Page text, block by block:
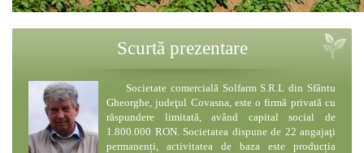
Scurtă prezentare
Societate comercială Solfarm S.R.L din Sfântu
Gheorghe, judeţul Covasna, este o firmă privată cu
răspundere limitată, având capital social de
1.800.000 RON. Societatea dispune de 22 angajaţi
permanenți, activitatea de baza este producția